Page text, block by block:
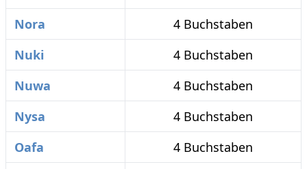
Nora
4 Buchstaben
Nuki
4 Buchstaben
Nuwa
4 Buchstaben
Nysa
4 Buchstaben
Oafa
4 Buchstaben